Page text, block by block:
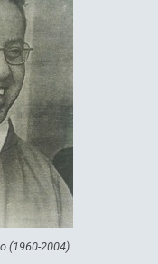
(1960-2004)